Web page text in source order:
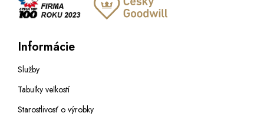
Informácie
Služby
Tabuľky veľkostí
Starostlivosť o výrobky